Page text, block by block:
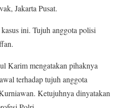
Jakarta Pusat.
ini. Tujuh anggota polisi
Karim mengatakan pihaknya
terhadap tujuh anggota
Ketujuhnya dinyatakan